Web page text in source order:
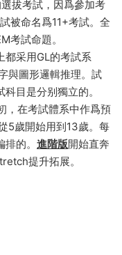
沖關英國私校天才班
的難度比基
瘾，或是更高追求，
拔考試，因爲參加考
被命名爲11+考試。全
考試命題。
都采用GL的考試系
與圖形邏輯推理。試